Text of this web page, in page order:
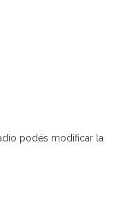
podés modificar la